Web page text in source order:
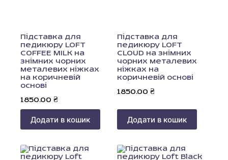
Підставка для
педикюру LOFT
COFFEE MILK на
знімних чорних
металевих ніжках
на коричневій
основі
1850.00 ₴
Додати в кошик
Підставка для
педикюру LOFT
СLOUD на знімних
чорних металевих
ніжках на
коричневій основі
1850.00 ₴
Додати в кошик